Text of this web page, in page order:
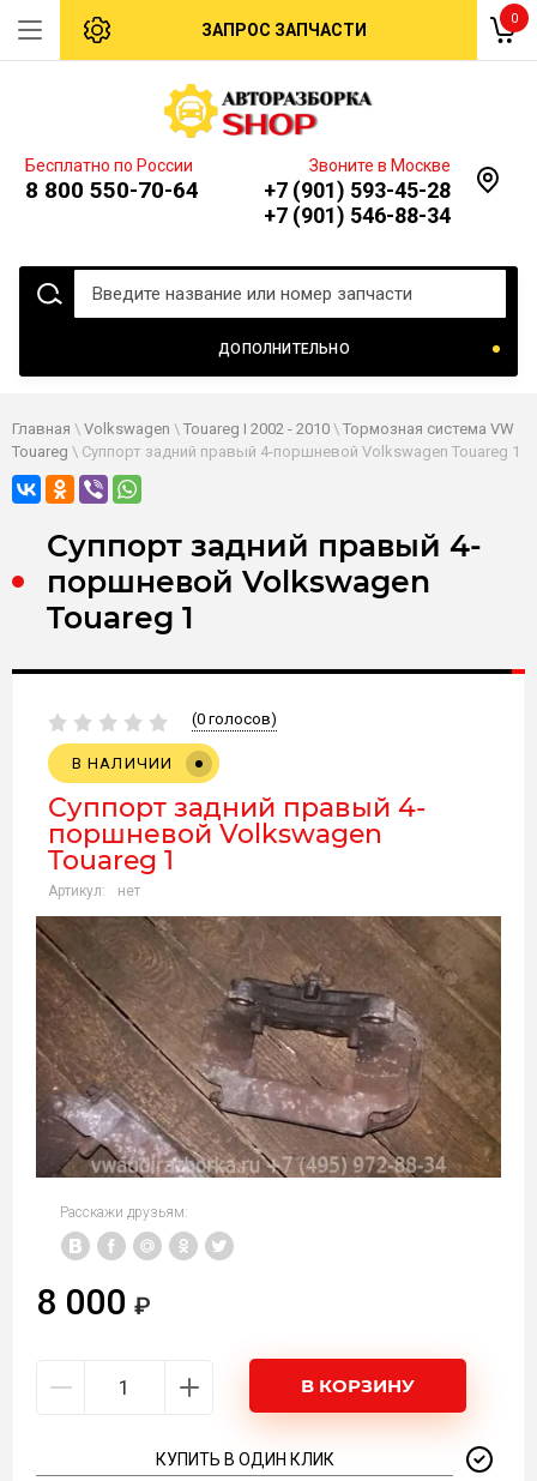
0
ЗАПРОС ЗАПЧАСТИ
Бесплатно по России
8 800 550-70-64
Звоните в Москве
+7 (901) 593-45-28
+7 (901) 546-88-34
ДОПОЛНИТЕЛЬНО
Главная \ Volkswagen \ Touareg I 2002 - 2010 \ Тормозная система VW
Touareg \ Суппорт задний правый 4-поршневой Volkswagen Touareg 1
Суппорт задний правый 4-
поршневой Volkswagen
Touareg 1
(0 голосов)
В НАЛИЧИИ
Суппорт задний правый 4-
поршневой Volkswagen
Touareg 1
Артикул: нет
Расскажи друзьям:
8 000
В КОРЗИНУ
КУПИТЬ В ОДИН КЛИК